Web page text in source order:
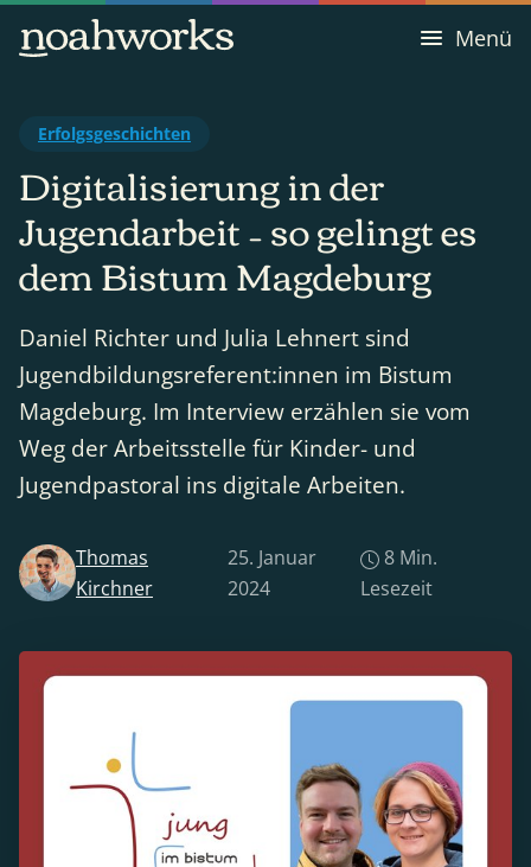
Menü
Erfolgsgeschichten
Digitalisierung in der
Jugendarbeit – so gelingt es
dem Bistum Magdeburg
Daniel Richter und Julia Lehnert sind
Jugendbildungsreferent:innen im Bistum
Magdeburg. Im Interview erzählen sie vom
Weg der Arbeitsstelle für Kinder- und
Jugendpastoral ins digitale Arbeiten.
Thomas
Kirchner
25. Januar
2024
8 Min.
Lesezeit